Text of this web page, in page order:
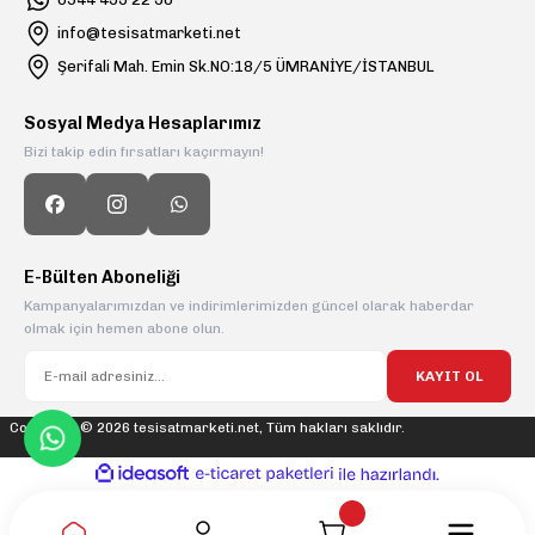
info@tesisatmarketi.net
Şerifali Mah. Emin Sk.NO:18/5 ÜMRANİYE/İSTANBUL
Sosyal Medya Hesaplarımız
Bizi takip edin fırsatları kaçırmayın!
E-Bülten Aboneliği
Kampanyalarımızdan ve indirimlerimizden güncel olarak haberdar
olmak için hemen abone olun.
KAYIT OL
Copyright © 2026 tesisatmarketi.net, Tüm hakları saklıdır.
ideasoft
e-
paketleri